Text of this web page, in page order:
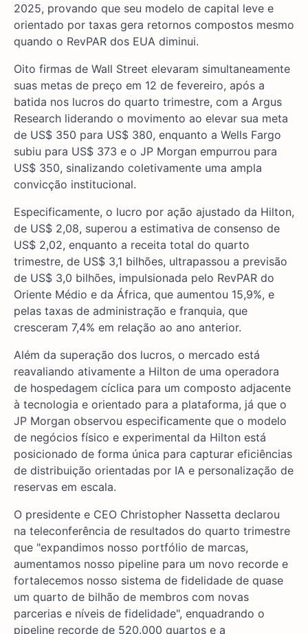
2025, provando que seu modelo de capital leve e
orientado por taxas gera retornos compostos mesmo
quando o RevPAR dos EUA diminui.
Oito firmas de Wall Street elevaram simultaneamente
suas metas de preço em 12 de fevereiro, após a
batida nos lucros do quarto trimestre, com a Argus
Research liderando o movimento ao elevar sua meta
de US$ 350 para US$ 380, enquanto a Wells Fargo
subiu para US$ 373 e o JP Morgan empurrou para
US$ 350, sinalizando coletivamente uma ampla
convicção institucional.
Especificamente, o lucro por ação ajustado da Hilton,
de US$ 2,08, superou a estimativa de consenso de
US$ 2,02, enquanto a receita total do quarto
trimestre, de US$ 3,1 bilhões, ultrapassou a previsão
de US$ 3,0 bilhões, impulsionada pelo RevPAR do
Oriente Médio e da África, que aumentou 15,9%, e
pelas taxas de administração e franquia, que
cresceram 7,4% em relação ao ano anterior.
Além da superação dos lucros, o mercado está
reavaliando ativamente a Hilton de uma operadora
de hospedagem cíclica para um composto adjacente
à tecnologia e orientado para a plataforma, já que o
JP Morgan observou especificamente que o modelo
de negócios físico e experimental da Hilton está
posicionado de forma única para capturar eficiências
de distribuição orientadas por IA e personalização de
reservas em escala.
O presidente e CEO Christopher Nassetta declarou
na teleconferência de resultados do quarto trimestre
que "expandimos nosso portfólio de marcas,
aumentamos nosso pipeline para um novo recorde e
fortalecemos nosso sistema de fidelidade de quase
um quarto de bilhão de membros com novas
parcerias e níveis de fidelidade", enquadrando o
pipeline recorde de 520.000 quartos e a